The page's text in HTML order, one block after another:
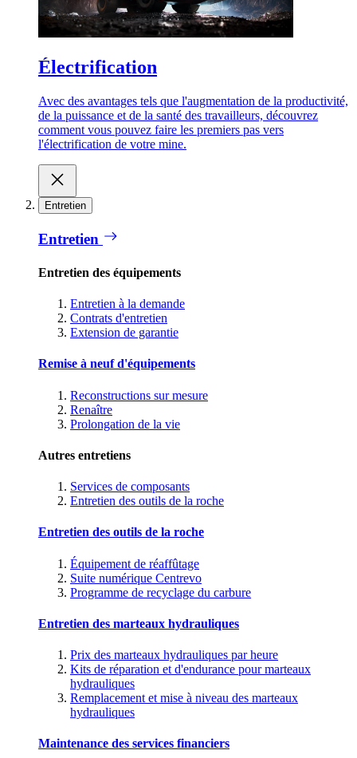
Électrification
Avec des avantages tels que l'augmentation de la productivité,
de la puissance et de la santé des travailleurs, découvrez
comment vous pouvez faire les premiers pas vers
l'électrification de votre mine.
Entretien
Entretien
Entretien des équipements
Entretien à la demande
Contrats d'entretien
Extension de garantie
Remise à neuf d'équipements
Reconstructions sur mesure
Renaître
Prolongation de la vie
Autres entretiens
Services de composants
Entretien des outils de la roche
Entretien des outils de la roche
Équipement de réaffûtage
Suite numérique Centrevo
Programme de recyclage du carbure
Entretien des marteaux hydrauliques
Prix des marteaux hydrauliques par heure
Kits de réparation et d'endurance pour marteaux
hydrauliques
Remplacement et mise à niveau des marteaux
hydrauliques
Maintenance des services financiers